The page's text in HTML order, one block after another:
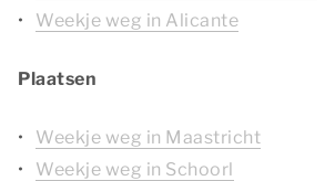
Weekje weg in Alicante
Plaatsen
Weekje weg in Maastricht
Weekje weg in Schoorl